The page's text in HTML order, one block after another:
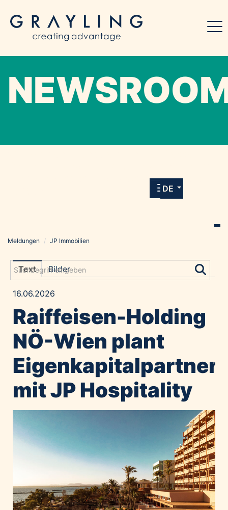
allen Meldungen und Downloads unserer
DE
Grayling Agentur
Alawyer
Amadeus Austrian Music Awards
Constantia Flexibles
Costa Kreuzfahrten
Expo 2025 Osaka
Financial Times
GE HealthCare
IT:U
JP Immobilien
Meldungen / JP Immobilien
Text Bilder
16.06.2026
Raiffeisen-Holding
NÖ-Wien plant
mit JP Hospitality